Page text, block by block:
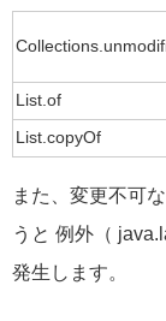
List.of
List.copyOf
また、変更不可
うと 例外（
発生します。